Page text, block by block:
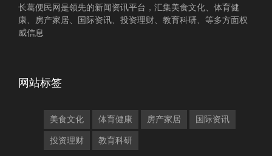
长葛便民网是领先的新闻资讯平台，汇集美食文化、体育健
康、房产家居、国际资讯、投资理财、教育科研、等多方面权
威信息
网站标签
美食文化 体育健康 房产家居 国际资讯
投资理财 教育科研